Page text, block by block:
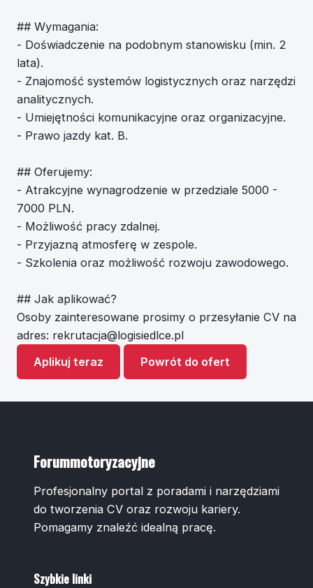
## Wymagania:
- Doświadczenie na podobnym stanowisku (min. 2
lata).
- Znajomość systemów logistycznych oraz narzędzi
analitycznych.
- Umiejętności komunikacyjne oraz organizacyjne.
- Prawo jazdy kat. B.
## Oferujemy:
- Atrakcyjne wynagrodzenie w przedziale 5000 -
7000 PLN.
- Możliwość pracy zdalnej.
- Przyjazną atmosferę w zespole.
- Szkolenia oraz możliwość rozwoju zawodowego.
## Jak aplikować?
Osoby zainteresowane prosimy o przesyłanie CV na
adres: rekrutacja@logisiedlce.pl
Aplikuj teraz
Powrót do ofert
Forummotoryzacyjne
Profesjonalny portal z poradami i narzędziami
do tworzenia CV oraz rozwoju kariery.
Pomagamy znaleźć idealną pracę.
Szybkie linki